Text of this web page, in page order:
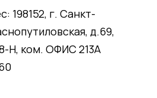
198152, г. Санкт-
д.69,
Н, ком. ОФИС 213А